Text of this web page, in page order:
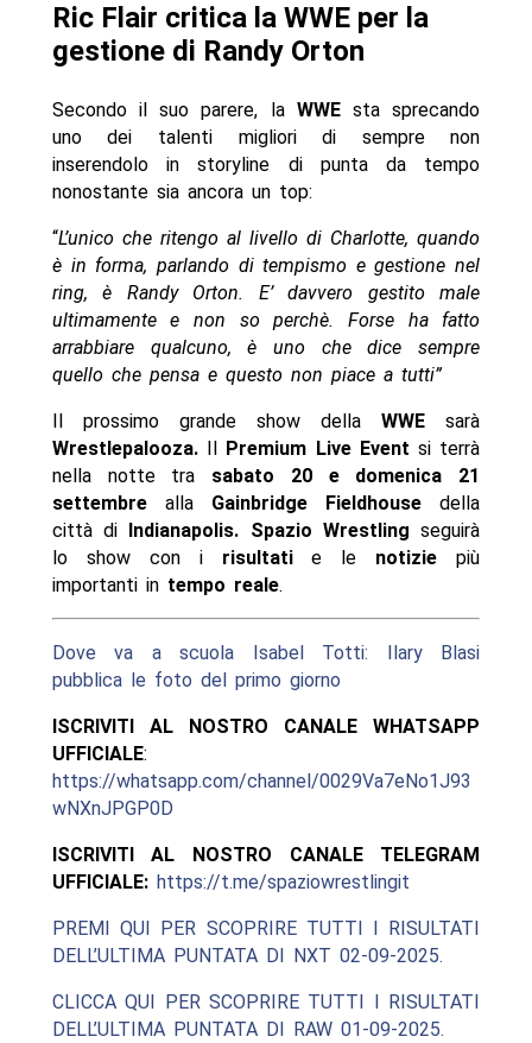
Ric Flair critica la WWE per la
gestione di Randy Orton
Secondo il suo parere, la WWEsta sprecando
uno dei talenti migliori di sempre non
inserendolo in storyline di punta da tempo
nonostante sia ancora un top:
“L’unico che ritengo al livello di Charlotte, quando
è in forma, parlando di tempismo e gestione nel
ring, è Randy Orton. E’ davvero gestito male
ultimamente e non so perchè. Forse ha fatto
arrabbiare qualcuno, è uno che dice sempre
quello che pensa e questo non piace a tutti”
Il prossimo grande show dellaWWE sarà
Wrestlepalooza.Il Premium Live Event si terrà
nella notte tra sabato 20 e domenica 21
settembrealla Gainbridge Fieldhouse della
città di
Indianapolis. Spazio Wrestling seguirà
lo show con i risultatie le notizie più
importanti in tempo reale.
Dove va a scuola Isabel Totti: Ilary Blasi
pubblica le foto del primo giorno
ISCRIVITI AL NOSTRO CANALE WHATSAPP
UFFICIALE:
https://whatsapp.com/channel/0029Va7eNo1J93
wNXnJPGP0D
ISCRIVITI AL NOSTRO CANALE TELEGRAM
UFFICIALE: https://t.me/spaziowrestlingit
PREMI QUI PER SCOPRIRE TUTTI I RISULTATI
DELL’ULTIMA PUNTATA DI NXT 02-09-2025.
CLICCA QUI PER SCOPRIRE TUTTI I RISULTATI
DELL’ULTIMA PUNTATA DI RAW 01-09-2025.